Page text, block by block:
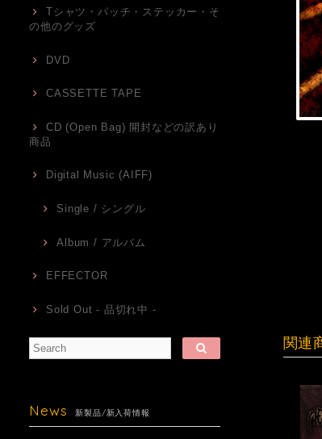
Tシャツ・パッチ・ステッカー・そ
の他のグッズ
DVD
CASSETTE TAPE
CD (Open Bag) 開封などの訳あり
商品
Digital Music (AIFF)
Single / シングル
Album / アルバム
EFFECTOR
Sold Out - 品切れ中 -
News 新製品/新入荷情報
関連